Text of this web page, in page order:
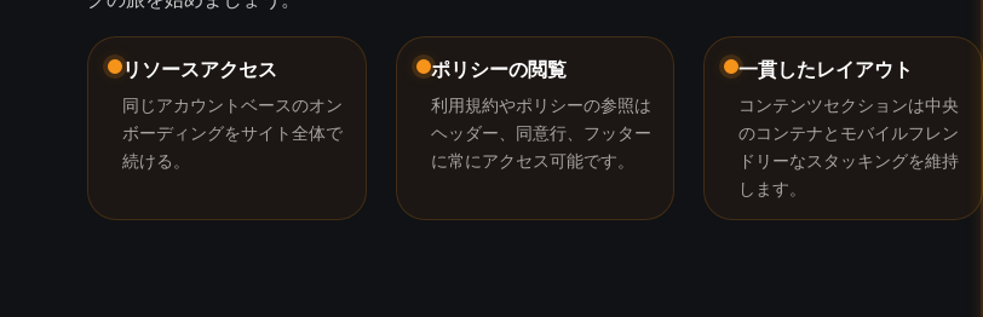
リソースアクセス
同じアカウントベースのオン
ボーディングをサイト全体で
続ける。
ポリシーの閲覧
利用規約やポリシーの参照は
ヘッダー、同意行、フッター
に常にアクセス可能です。
一貫したレイアウト
コンテンツセクションは中央
のコンテナとモバイルフレン
ドリーなスタッキングを維持
します。